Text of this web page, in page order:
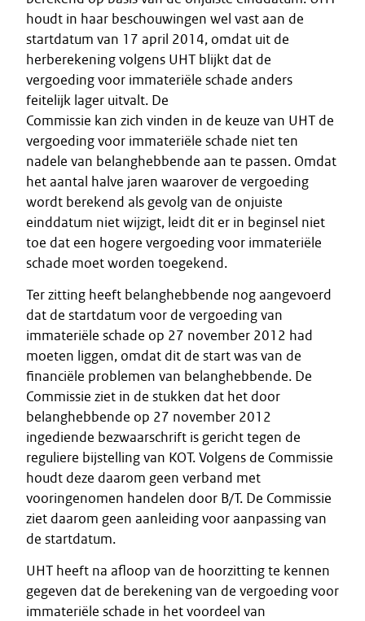
houdt in haar beschouwingen wel vast aan de
startdatum van 17 april 2014, omdat uit de
herberekening volgens UHT blijkt dat de
vergoeding voor immateriële schade anders
feitelijk lager uitvalt. De
Commissie kan zich vinden in de keuze van UHT de
vergoeding voor immateriële schade niet ten
nadele van belanghebbende aan te passen. Omdat
het aantal halve jaren waarover de vergoeding
wordt berekend als gevolg van de onjuiste
einddatum niet wijzigt, leidt dit er in beginsel niet
toe dat een hogere vergoeding voor immateriële
schade moet worden toegekend.
Ter zitting heeft belanghebbende nog aangevoerd
dat de startdatum voor de vergoeding van
immateriële schade op 27 november 2012 had
moeten liggen, omdat dit de start was van de
financiële problemen van belanghebbende. De
Commissie ziet in de stukken dat het door
belanghebbende op 27 november 2012
ingediende bezwaarschrift is gericht tegen de
reguliere bijstelling van KOT. Volgens de Commissie
houdt deze daarom geen verband met
vooringenomen handelen door B/T. De Commissie
ziet daarom geen aanleiding voor aanpassing van
de startdatum.
UHT heeft na afloop van de hoorzitting te kennen
gegeven dat de berekening van de vergoeding voor
immateriële schade in het voordeel van